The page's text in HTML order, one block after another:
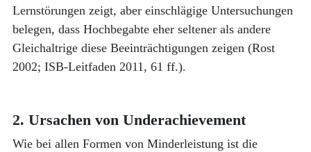
Lernstörungen zeigt, aber einschlägige Untersuchungen
belegen, dass Hochbegabte eher seltener als andere
Gleichaltrige diese Beeinträchtigungen zeigen (Rost
2002; ISB-Leitfaden 2011, 61 ff.).
2. Ursachen von Underachievement
Wie bei allen Formen von Minderleistung ist die